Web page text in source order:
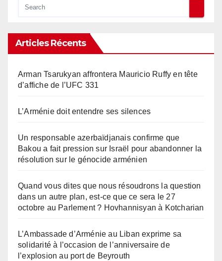
Articles Récents
Arman Tsarukyan affrontera Mauricio Ruffy en tête
d’affiche de l’UFC 331
L’Arménie doit entendre ses silences
Un responsable azerbaïdjanais confirme que
Bakou a fait pression sur Israël pour abandonner la
résolution sur le génocide arménien
Quand vous dites que nous résoudrons la question
dans un autre plan, est-ce que ce sera le 27
octobre au Parlement ? Hovhannisyan à Kotcharian
L’Ambassade d’Arménie au Liban exprime sa
solidarité à l’occasion de l’anniversaire de
l’explosion au port de Beyrouth